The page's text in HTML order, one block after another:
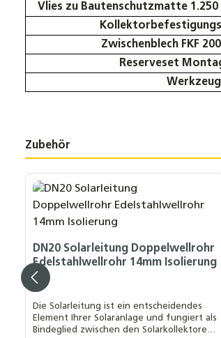
Vlies zu Bautenschutzmatte 1.250
Zwischenblech FKF
Reserveset
Zubehör
Produktgalerie überspringen
DN20 Solarleitung Doppelwellrohr
Edelstahlwellrohr 14mm Isolierung
Die Solarleitung ist ein entscheidendes
Element Ihrer Solaranlage und fungiert als
Bindeglied zwischen den Solarkollektoren